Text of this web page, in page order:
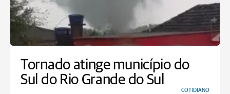
Tornado atinge município do
Sul do Rio Grande do Sul
COTIDIANO